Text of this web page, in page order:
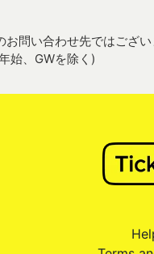
問い合わせ先ではござい
始、GWを除く)